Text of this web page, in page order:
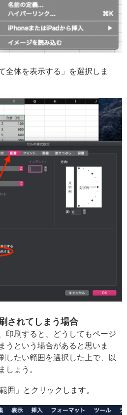
全体を表示する」を選択しま
されてしまう場合
印刷すると、どうしてもページ
うという場合があると思いま
したい範囲を選択した上で、以
しょう。
囲」とクリックします。